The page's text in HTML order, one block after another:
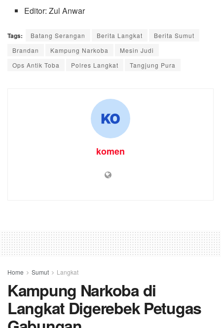
Editor: Zul Anwar
Tags: Batang Serangan Berita Langkat
Berita Sumut
Brandan
Kampung Narkoba
Mesin Judi
Ops Antik Toba
Polres Langkat Tangjung Pura
komen
Home Sumut Langkat
Kampung Narkoba di
Langkat Digerebek Petugas